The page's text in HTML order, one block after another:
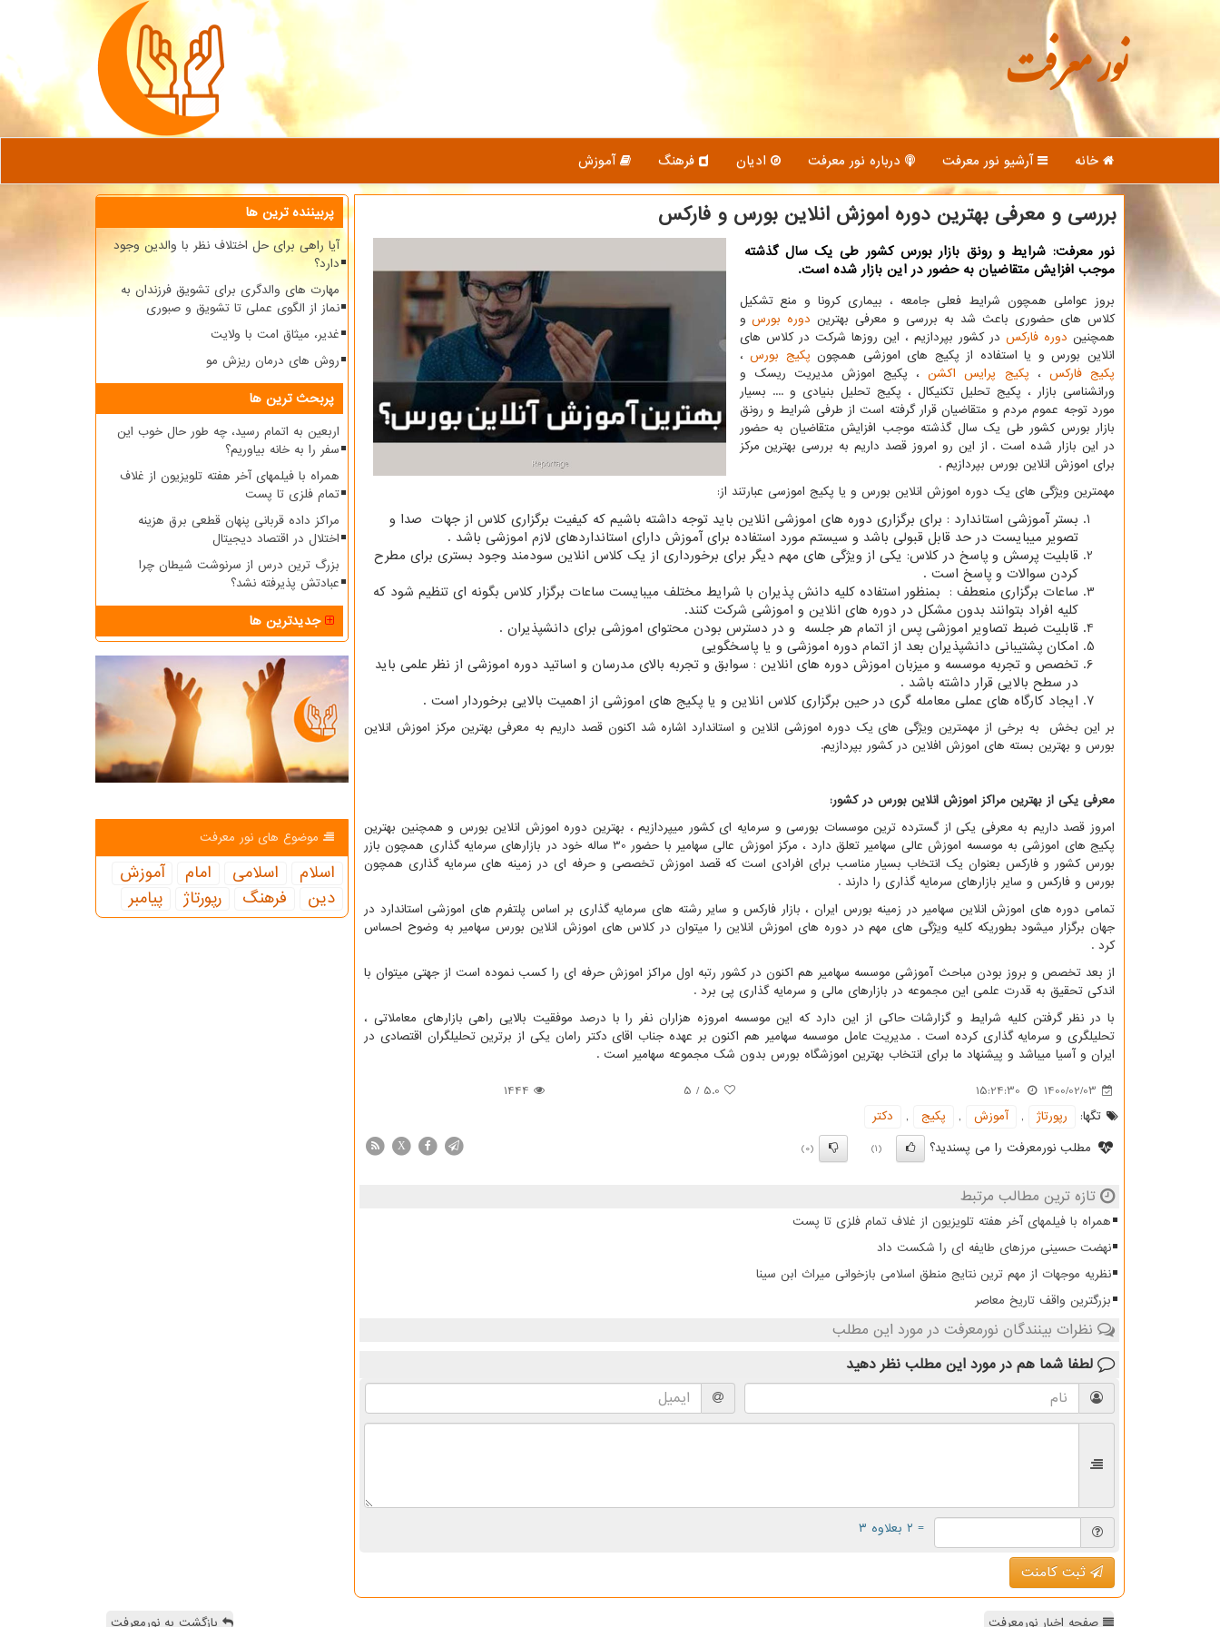
نور معرفت
خانه آرشیو نور معرفت درباره نور معرفت ادیان فرهنگ آموزش
بررسی و معرفی بهترین دوره اموزش انلاین بورس و فاركس
نور معرفت: شرایط و رونق بازار بورس كشور طی یك سال گذشته
موجب افزایش متقاضیان به حضور در این بازار شده است.
بروز عواملی همچون شرایط فعلی جامعه ، بیماری کرونا و منع تشکیل
کلاس های حضوری باعث شد به بررسی و معرفی بهترین دوره بورسو
همچنین دوره فارکس در کشور بپردازیم ، این روزها شرکت در کلاس های
انلاین بورس و یا استفاده از پکیج های اموزشی همچون پکیج بورس،
پکیج فارکس ، پکیج پرایس اکشن، پکیج اموزش مدیریت ریسک و
ورانشناسی بازار ، پکیج تحلیل تکنیکال ، پکیج تحلیل بنیادی و .... بسیار
مورد توجه عموم مردم و متقاضیان قرار گرفته است از طرفی شرایط و رونق
بازار بورس کشور طی یک سال گذشته موجب افزایش متقاضیان به حضور
در این بازار شده است . از این رو امروز قصد داریم به بررسی بهترین مرکز
برای اموزش انلاین بورس بپردازیم .
مهمترین ویژگی های یک دوره اموزش انلاین بورس و یا پکیج اموزسی عبارتند از:
بستر آموزشی استاندارد : برای برگزاری دوره های اموزشی انلاین باید توجه داشته باشیم که کیفیت برگزاری کلاس از جهات صدا و
تصویر میبایست در حد قابل قبولی باشد و سیستم مورد استفاده برای آموزش دارای استانداردهای لازم اموزشی باشد .
قابلیت پرسش و پاسخ در کلاس: یکی از ویژگی های مهم دیگر برای برخورداری از یک کلاس انلاین سودمند وجود بستری برای مطرح
کردن سوالات و پاسخ است .
ساعات برگزاری منعطف : بمنظور استفاده کلیه دانش پذیران با شرایط مختلف میبایست ساعات برگزار کلاس بگونه ای تنظیم شود که
کلیه افراد بتوانند بدون مشکل در دوره های انلاین و اموزشی شرکت کنند.
قابلیت ضبط تصاویر اموزشی پس از اتمام هر جلسه و در دسترس بودن محتوای اموزشی برای دانشپذیران .
امکان پشتیبانی دانشپذیران بعد از اتمام دوره اموزشی و یا پاسخگویی
تخصص و تجربه موسسه و میزبان اموزش دوره های انلاین : سوابق و تجربه بالای مدرسان و اساتید دوره اموزشی از نظر علمی باید
در سطح بالایی قرار داشته باشد .
ایجاد کارگاه های عملی معامله گری در حین برگزاری کلاس انلاین و یا پکیج های اموزشی از اهمیت بالایی برخوردار است .
بر این بخش به برخی از مهمترین ویژگی های یک دوره اموزشی انلاین و استاندارد اشاره شد اکنون قصد داریم به معرفی بهترین مرکز اموزش انلاین
بورس و بهترین بسته های اموزش افلاین در کشور بپردازیم.
معرفی یکی از بهترین مراکز اموزش انلاین بورس در کشور:
امروز قصد داریم به معرفی یکی از گسترده ترین موسسات بورسی و سرمایه ای کشور میپردازیم ، بهترین دوره اموزش انلاین بورس و همچنین بهترین
پکیج های اموزشی به موسسه اموزش عالی سهامیر تعلق دارد ، مرکز اموزش عالی سهامیر با حضور 30 ساله خود در بازارهای سرمایه گذاری همچون بازر
بورس کشور و فارکس بعنوان یک انتخاب بسیار مناسب برای افرادی است که قصد اموزش تخصصی و حرفه ای در زمینه های سرمایه گذاری همچون
بورس و فارکس و سایر بازارهای سرمایه گذاری را دارند .
تمامی دوره های اموزش انلاین سهامیر در زمینه بورس ایران ، بازار فارکس و سایر رشته های سرمایه گذاری بر اساس پلتفرم های اموزشی استاندارد در
جهان برگزار میشود بطوریکه کلیه ویژگی های مهم در دوره های اموزش انلاین را میتوان در کلاس های اموزش انلاین بورس سهامیر به وضوح احساس
کرد .
از بعد تخصص و بروز بودن مباحث آموزشی موسسه سهامیر هم اکنون در کشور رتبه اول مراکز اموزش حرفه ای را کسب نموده است از جهتی میتوان با
اندکی تحقیق به قدرت علمی این مجموعه در بازارهای مالی و سرمایه گذاری پی برد .
با در نظر گرفتن کلیه شرایط و گزارشات حاکی از این دارد که این موسسه امروزه هزاران نفر را با درصد موفقیت بالایی راهی بازارهای معاملاتی ،
تحلیلگری و سرمایه گذاری کرده است . مدیریت عامل موسسه سهامیر هم اکنون بر عهده جناب اقای دکتر رامان یکی از برترین تحلیلگران اقتصادی در
ایران و آسیا میباشد و پیشنهاد ما برای انتخاب بهترین اموزشگاه بورس بدون شک مجموعه سهامیر است .
1400/02/03
15:24:30
5.0
/
5
1444
تگها:
رپورتاژ , آموزش , پكیج ,
دكتر
مطلب نورمعرفت را می پسندید؟
(1)
(0)
X
تازه ترین مطالب مرتبط
همراه با فیلمهای آخر هفته تلویزیون از غلاف تمام فلزی تا پست
نهضت حسینی مرزهای طایفه ای را شکست داد
نظریه موجهات از مهم ترین نتایج منطق اسلامی بازخوانی میراث ابن سینا
بزرگترین واقف تاریخ معاصر
نظرات بینندگان نورمعرفت در مورد این مطلب
لطفا شما هم در مورد این مطلب نظر دهید
= ۲ بعلاوه ۳
ثبت کامنت
پربیننده ترین ها
آیا راهی برای حل اختلاف نظر با والدین وجود
دارد؟
مهارت های والدگری برای تشویق فرزندان به
نماز از الگوی عملی تا تشویق و صبوری
غدیر، میثاق امت با ولایت
روش های درمان ریزش مو
پربحث ترین ها
اربعین به اتمام رسید، چه طور حال خوب این
سفر را به خانه بیاوریم؟
همراه با فیلمهای آخر هفته تلویزیون از غلاف
تمام فلزی تا پست
مراکز داده قربانی پنهان قطعی برق هزینه
اختلال در اقتصاد دیجیتال
بزرگ ترین درس از سرنوشت شیطان چرا
عبادتش پذیرفته نشد؟
جدیدترین ها
موضوع های نور معرفت
اسلام اسلامی امام
آموزش
دین
فرهنگ رپورتاژ پیامبر
صفحه اخبار نورمعرفت بازگشت به نورمعرفت